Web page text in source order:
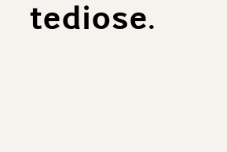
tediose.